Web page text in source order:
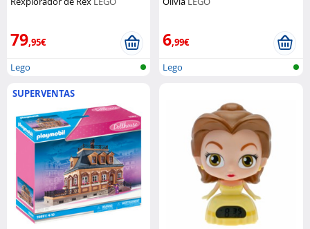
79,95€
Lego
6,99€
Lego
SUPERVENTAS